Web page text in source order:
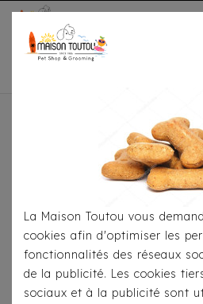
Accueil
Accessoires
Bangka Lin/
La Maison Toutou vous
cookies afin d'optimiser les
fonctionnalités des réseaux
de la publicité. Les cookies
sociaux et à la publicité sont